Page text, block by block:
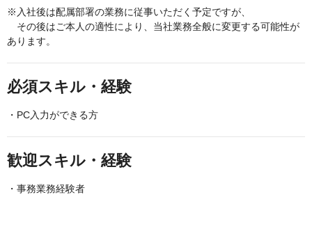
※入社後は配属部署の業務に従事いただく予定ですが、
その後はご本人の適性により、当社業務全般に変更する可能性が
あります。
必須スキル・経験
・PC入力ができる方
歓迎スキル・経験
・事務業務経験者